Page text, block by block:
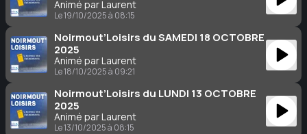
Animé par Laurent
Le 19/10/2025 à 08:15
Noirmout’Loisirs du SAMEDI 18 OCTOBRE
2025
Animé par Laurent
Le 18/10/2025 à 09:21
Noirmout’Loisirs du LUNDI 13 OCTOBRE
2025
Animé par Laurent
Le 13/10/2025 à 08:15